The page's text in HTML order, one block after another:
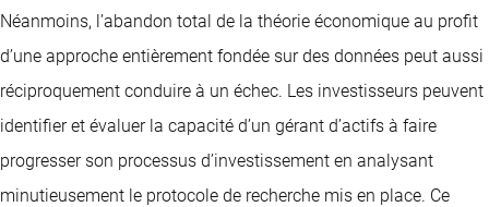
Néanmoins, l’abandon total de la théorie économique au profit
d’une approche entièrement fondée sur des données peut aussi
réciproquement conduire à un échec. Les investisseurs peuvent
identifier et évaluer la capacité d’un gérant d’actifs à faire
progresser son processus d’investissement en analysant
minutieusement le protocole de recherche mis en place. Ce